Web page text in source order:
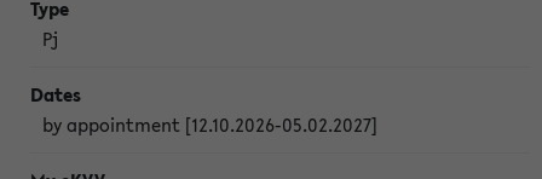
Pj
by appointment [12.10.2026-05.02.2027]